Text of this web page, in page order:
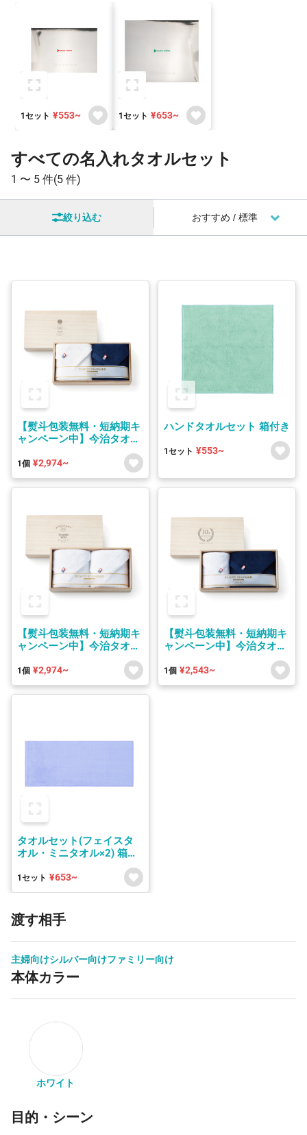
1セット ¥553~ 1セット ¥653~
すべての名入れタオルセット
1 〜 5 件(5 件)
絞り込む
【熨斗包装無料・短納期キ
ャンペーン中】今治タオル
セット(フェイスタオル×2
白・紺) 木箱付き
1個 ¥2,974~
ハンドタオルセット 箱付き
1セット ¥553~
【熨斗包装無料・短納期キ
ャンペーン中】今治タオル
セット(フェイスタオル×2
白無地) 木箱付き
1個 ¥2,974~
【熨斗包装無料・短納期キ
ャンペーン中】今治タオル
セット(フェイスタオル・
ウォッシュタオル) 木箱付
き
1個 ¥2,543~
タオルセット(フェイスタ
オル・ミニタオル×2) 箱付
1セット ¥653~
渡す相手
主婦向けシルバー向けファミリー向け
本体カラー
ホワイト
目的・シーン